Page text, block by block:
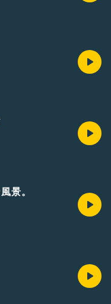
景。